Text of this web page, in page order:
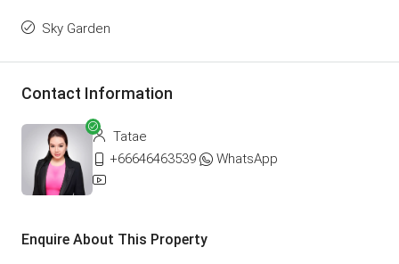
Sky Garden
Contact Information
Tatae
+66646463539
WhatsApp
Enquire About This Property